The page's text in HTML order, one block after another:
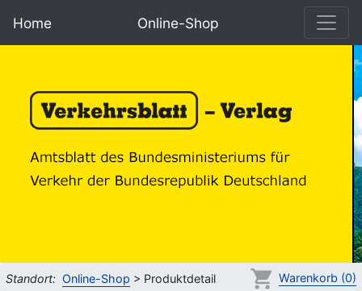
Home Online-Shop
Standort: Online-Shop > Produktdetail Warenkorb (0)